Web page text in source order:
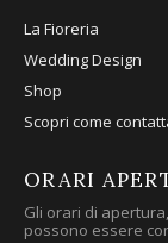
La Fioreria
Wedding Design
Shop
Scopri come
ORARI
Gli orari di
possono essere